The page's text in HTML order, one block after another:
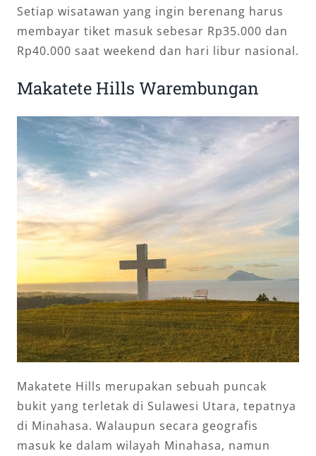
Setiap wisatawan yang ingin berenang harus
membayar tiket masuk sebesar Rp35.000 dan
Rp40.000 saat weekend dan hari libur nasional.
Makatete Hills Warembungan
Makatete Hills merupakan sebuah puncak
bukit yang terletak di Sulawesi Utara, tepatnya
di Minahasa. Walaupun secara geografis
masuk ke dalam wilayah Minahasa, namun